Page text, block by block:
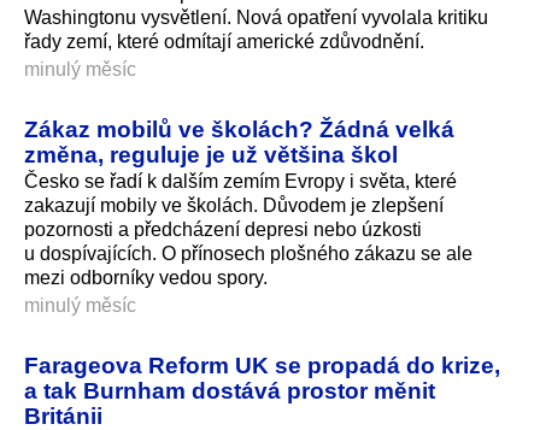
Washingtonu vysvětlení. Nová opatření vyvolala kritiku
řady zemí, které odmítají americké zdůvodnění.
minulý měsíc
Zákaz mobilů ve školách? Žádná velká
změna, reguluje je už většina škol
Česko se řadí k dalším zemím Evropy i světa, které
zakazují mobily ve školách. Důvodem je zlepšení
pozornosti a předcházení depresi nebo úzkosti
u dospívajících. O přínosech plošného zákazu se ale
mezi odborníky vedou spory.
minulý měsíc
Farageova Reform UK se propadá do krize,
a tak Burnham dostává prostor měnit
Británii